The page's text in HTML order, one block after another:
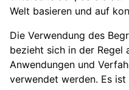
Welt basieren und auf
Die Verwendung des
bezieht sich in der Regel
Anwendungen und
verwendet werden. Es